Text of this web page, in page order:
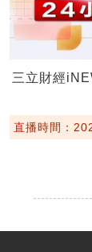
三立財經
直播時間：